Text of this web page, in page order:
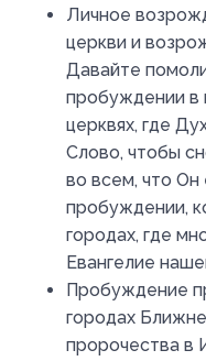
Личное
церкви и
Давайте
пробуждении в
церквях, где
Слово, чтобы
во всем, что Он
пробуждении,
городах, где
Евангелие
Пробуждение
городах
пророчества в